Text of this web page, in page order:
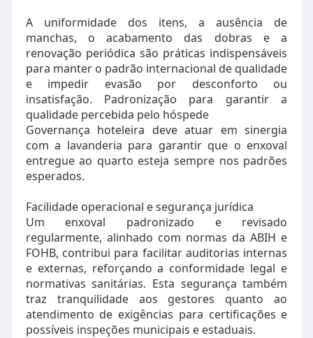
A uniformidade dos itens, a ausência de
manchas, o acabamento das dobras e a
renovação periódica são práticas indispensáveis
para manter o padrão internacional de qualidade
e impedir evasão por desconforto ou
insatisfação. Padronização para garantir a
qualidade percebida pelo hóspede
Governança hoteleira deve atuar em sinergia
com a lavanderia para garantir que o enxoval
entregue ao quarto esteja sempre nos padrões
esperados.
Facilidade operacional e segurança jurídica
Um enxoval padronizado e revisado
regularmente, alinhado com normas da ABIH e
FOHB, contribui para facilitar auditorias internas
e externas, reforçando a conformidade legal e
normativas sanitárias. Esta segurança também
traz tranquilidade aos gestores quanto ao
atendimento de exigências para certificações e
possíveis inspeções municipais e estaduais.